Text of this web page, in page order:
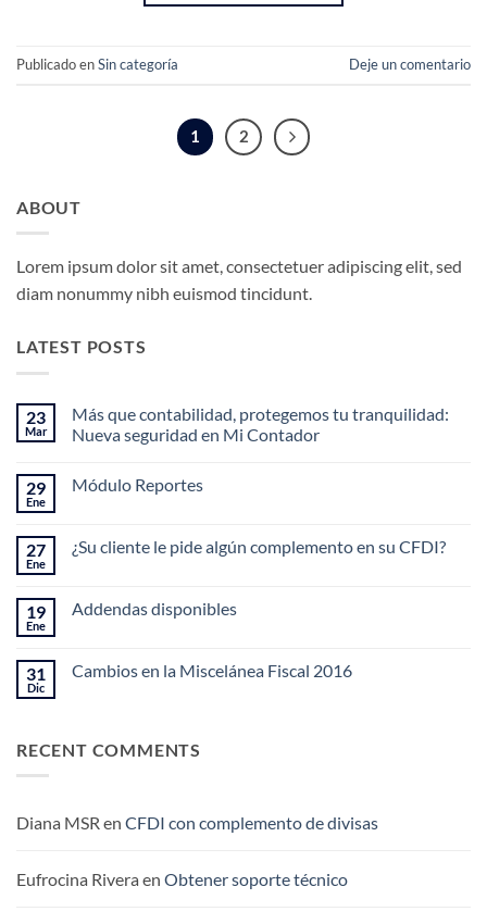
Publicado enSin categoría Deje un comentario
1 2
ABOUT
Lorem ipsum dolor sit amet, consectetuer adipiscing elit, sed
diam nonummy nibh euismod tincidunt.
LATEST POSTS
23
Mar
Más que contabilidad, protegemos tu tranquilidad:
Nueva seguridad en Mi Contador
comentarios
contabilidad,
protegemos
seguridad
29
Ene
Módulo Reportes
en
27
Ene
¿Su cliente le pide algún complemento en su CFDI?
en
pide
algún
19
Ene
Addendas disponibles
en
31
Dic
Cambios en la Miscelánea Fiscal 2016
Cambios
2016
RECENT COMMENTS
Diana MSR en CFDI con complemento de divisas
Eufrocina Rivera en Obtener soporte técnico